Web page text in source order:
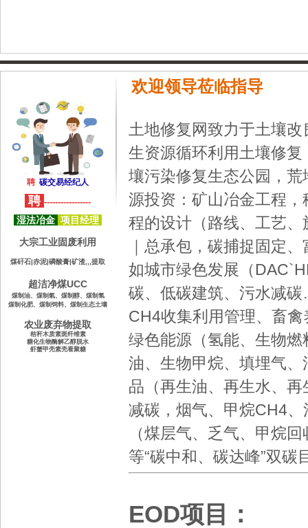
聘 碳交易经纪人
聘 -----------------
湿法冶金 项目经理
大宗工业固废利用
煤矸石|赤泥|磷酸膏|矿渣,,,提取
超洁净煤UCC
煤制油、 煤制氣、 煤制醇、 煤制氢
煤制化肥、煤制饲料、 煤制生态土壤
农业废弃物提取
秸秆木质素斑纤维素
糖化生物酶解乙醇脱水
虾蟹甲壳素壳看聚糖
欢迎领导莅临指导
土地修复网致力于土壤
生资源循环利用土壤修复
壤污染修复生态公园，
源投资：矿山冶金工程
程的设计（路线、工艺
｜总承包， 碳捕捉固定、
如城市绿色发展 （
碳、 低碳建筑、 污水减碳
CH4收集利用管理、 畜禽
绿色能源（氢能、生物
油、 生物甲烷、 填埋气、
品 （再生油、 再生水、 再
减碳，烟气、甲烷CH4
（煤层气、乏气、甲烷
等“碳中和、 碳达峰”双碳
EOD项目：